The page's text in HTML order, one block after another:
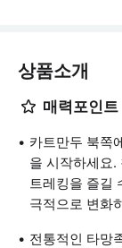
상품소개
매력포인트
카트만두 북쪽
을 시작하세요.
트레킹을 즐길
극적으로 변화
전통적인 타망